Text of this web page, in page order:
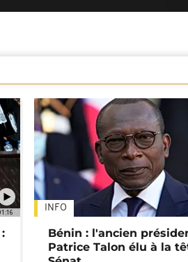
INFO
Bénin : l'ancien
Patrice Talon élu à la